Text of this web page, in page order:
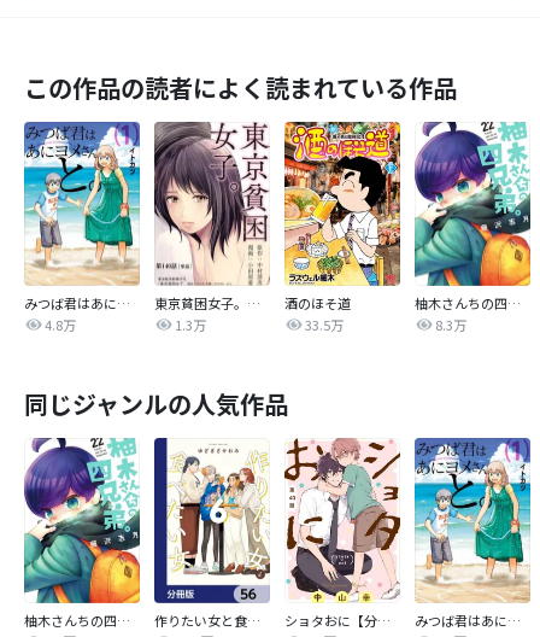
この作品の読者によく読まれている作品
みつば君はあにヨメさんと。
4.8万
東京貧困女子。【単話】
1.3万
酒のほそ道
33.5万
柚木さんちの四兄弟。
8.3万
同じジャンルの人気作品
柚木さんちの四兄弟。
作りたい女と食べたい女【分冊版】
ショタおに【分冊版】
みつば君はあにヨメさんと。